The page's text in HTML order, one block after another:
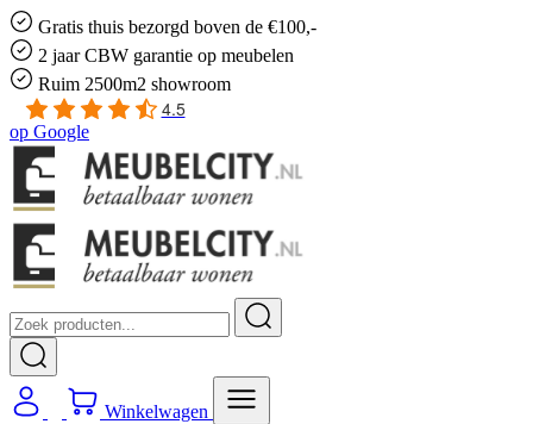
Gratis thuis bezorgd boven de €100,-
2 jaar CBW garantie op meubelen
Ruim 2500m2 showroom
4.5
op Google
Winkelwagen